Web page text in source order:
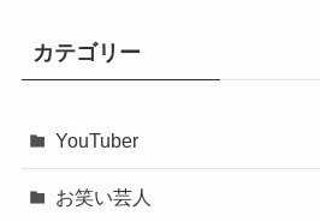
カテゴリー
YouTuber
お笑い芸人